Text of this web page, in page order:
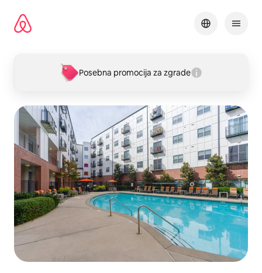
sadržaj
Posebna promocija za zgrade